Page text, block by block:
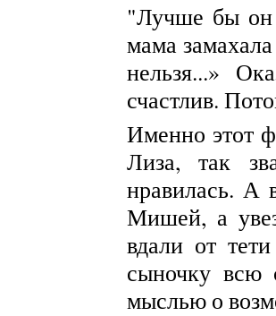
"Лучше бы он
мама
нельзя...»
счастлив.
Именно этот
Лиза, так
нравилась. А
Мишей, а
вдали от
сыночку всю
мыслью о